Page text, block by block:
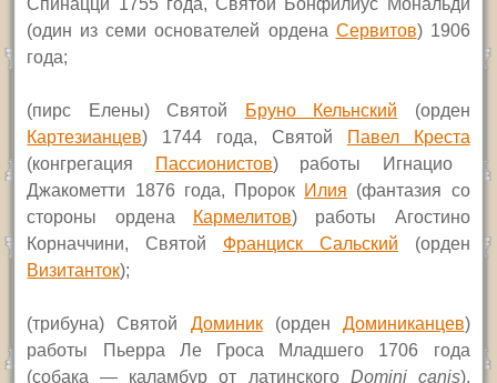
(один из семи основателей ордена Сервитов) 1906
года;
(пирс Елены)Святой Бруно Кельнский (орден
Картезианцев) 1744 года, Святой
Павел Креста
(конгрегация
Пассионистов) работы Игнацио
Джакометти 1876 года, Пророк Илия (фантазия со
стороны ордена
Кармелитов) работы Агостино
Корначчини, Святой Франциск Сальский (орден
Визитанток);
(трибуна) Святой Доминик(орден Доминиканцев)
работы Пьерра Ле Гроса Младшего 1706 года
(собака — каламбур от латинского Domini canis),